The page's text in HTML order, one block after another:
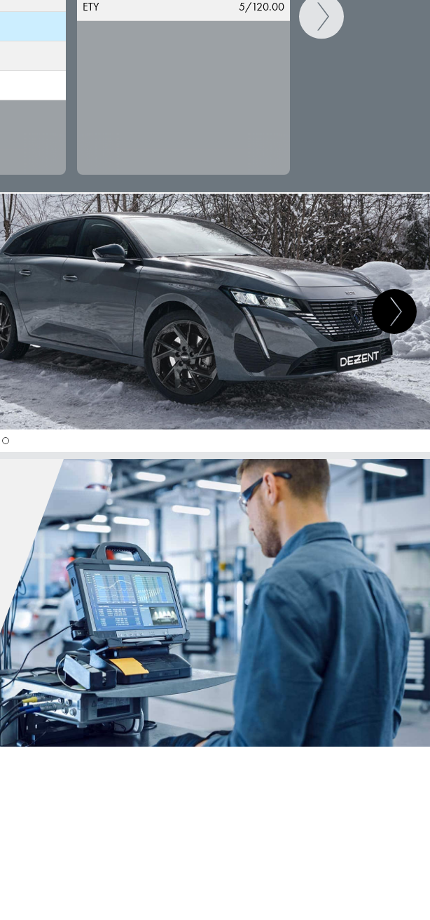
ETY
5/120.00